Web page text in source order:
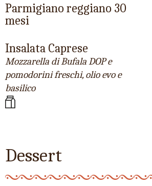
Parmigiano reggiano 30
mesi
Insalata Caprese
Mozzarella di Bufala DOP e
pomodorini freschi, olio evo e
basilico
Dessert